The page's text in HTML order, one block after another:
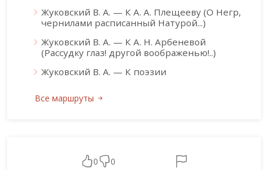
Жуковский В. А. — К А. А. Плещееву (О Негр,
чернилами расписанный Натурой...)
Жуковский В. А. — К А. Н. Арбеневой
(Рассудку глаз! другой воображенью!..)
Жуковский В. А. — К поэзии
Все маршруты
0 0